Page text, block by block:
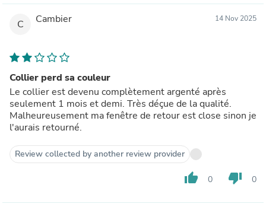
C Cambier 14 Nov 2025
Collier perd sa couleur
Le collier est devenu complètement argenté après
seulement 1 mois et demi. Très déçue de la qualité.
Malheureusement ma fenêtre de retour est close sinon je
l'aurais retourné.
Review collected by another review provider
thumb_up 0 thumb_down 0